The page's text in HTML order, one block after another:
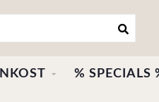
% SPECIALS